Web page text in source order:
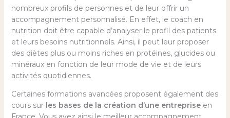
nombreux profils de personnes et de leur offrir un
accompagnement personnalisé. En effet, le coach en
nutrition doit être capable d’analyser le profil des patients
et leurs besoins nutritionnels. Ainsi, il peut leur proposer
des diètes plus ou moins riches en protéines, glucides ou
minéraux en fonction de leur mode de vie et de leurs
activités quotidiennes.
Certaines formations avancées proposent également des
cours sur les bases de la création d’une entrepriseen